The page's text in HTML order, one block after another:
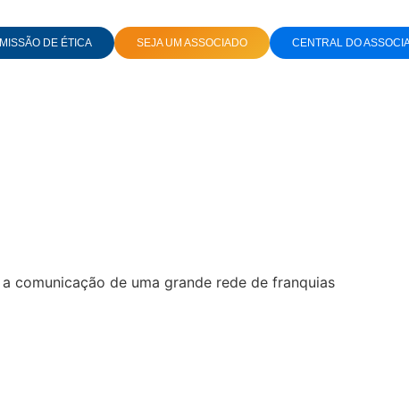
DE ÉTICA SEJA UM ASSOCIADO CENTRAL DO
comunicação de uma grande rede de franquias